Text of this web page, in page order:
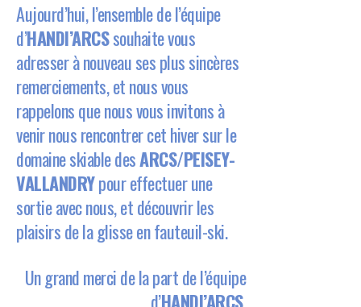
Aujourd’hui, l’ensemble de l’équipe
d’HANDI’ARCSsouhaite vous
adresser à nouveau ses plus sincères
remerciements, et nous vous
rappelons que nous vous invitons à
venir nous rencontrer cet hiver sur le
domaine skiable desARCS/PEISEY-
VALLANDRYpour effectuer une
sortie avec nous, et découvrir les
plaisirs de la glisse en fauteuil-ski.
Un grand merci de la part de l’équipe
d’HANDI’ARCS,